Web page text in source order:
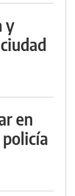
y
en